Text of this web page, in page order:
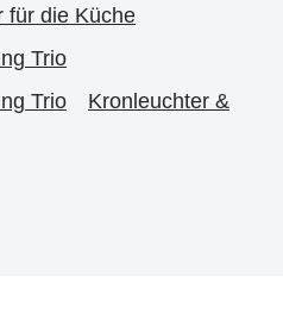
für die Küche
Trio
Trio
Kronleuchter &